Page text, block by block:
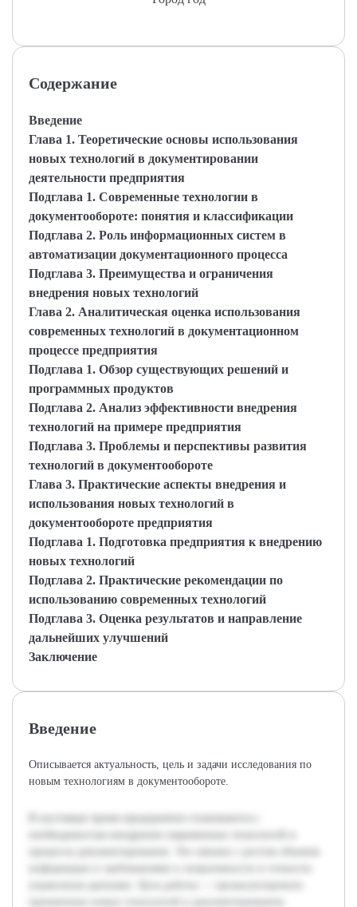
Содержание
Введение
Глава 1. Теоретические основы использования
новых технологий в документировании
деятельности предприятия
Подглава 1. Современные технологии в
документообороте: понятия и классификации
Подглава 2. Роль информационных систем в
автоматизации документационного процесса
Подглава 3. Преимущества и ограничения
внедрения новых технологий
Глава 2. Аналитическая оценка использования
современных технологий в документационном
процессе предприятия
Подглава 1. Обзор существующих решений и
программных продуктов
Подглава 2. Анализ эффективности внедрения
технологий на примере предприятия
Подглава 3. Проблемы и перспективы развития
технологий в документообороте
Глава 3. Практические аспекты внедрения и
использования новых технологий в
документообороте предприятия
Подглава 1. Подготовка предприятия к внедрению
новых технологий
Подглава 2. Практические рекомендации по
использованию современных технологий
Подглава 3. Оценка результатов и направление
дальнейших улучшений
Заключение
Введение
Описывается актуальность, цель и задачи исследования по
новым технологиям в документообороте.